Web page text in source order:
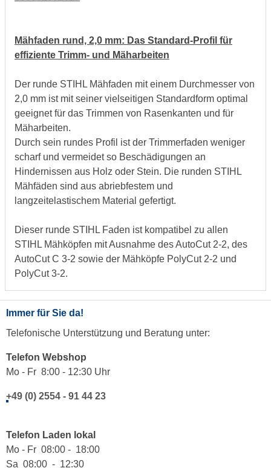
Mähfaden rund, 2,0 mm: Das Standard-Profil für
effiziente Trimm- und Mäharbeiten
Der runde STIHL Mähfaden mit einem Durchmesser von
2,0 mm ist mit seiner vielseitigen Standardform optimal
geeignet für das Trimmen von Rasenkanten und für
Mäharbeiten.
Durch sein rundes Profil ist der Trimmerfaden weniger
scharf und vermeidet so Beschädigungen an
Hindernissen aus Holz oder Stein. Die runden STIHL
Mähfäden sind aus abriebfestem und
langzeitelastischem Material gefertigt.
Dieser runde STIHL Faden ist kompatibel zu allen
STIHL Mähköpfen mit Ausnahme des AutoCut 2-2, des
AutoCut C 3-2 sowie der Mähköpfe PolyCut 2-2 und
PolyCut 3-2.
Immer für Sie da!
Telefonische Unterstützung und Beratung unter:
Telefon Webshop
Mo - Fr 8:00 - 12:30 Uhr
+49 (0) 2554 - 91 44 23
Telefon Laden lokal
Mo - Fr 08:00 - 18:00
Sa 08:00 - 12:30